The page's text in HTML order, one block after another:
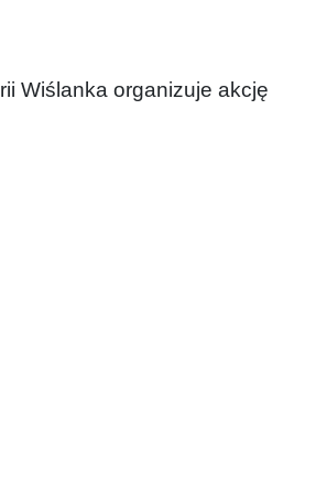
Wiślanka organizuje akcję